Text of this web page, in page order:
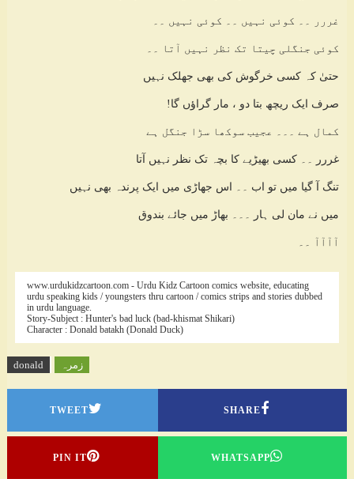
غررر ۔۔ کوئی نہیں ۔۔ کوئی نہیں ۔۔
کوئی جنگلی چیتا تک نظر نہیں آتا ۔۔
حتیٰ کہ کسی خرگوش کی بھی جھلک نہیں
صرف ایک ریچھ بتا دو ، مار گراؤں گا!
کمال ہے ۔۔۔ عجیب سوکھا سڑا جنگل ہے
غررر ۔۔ کسی بھیڑیے کا بچہ تک نظر نہیں آتا
تنگ آ گیا میں تو اب ۔۔ اس جھاڑی میں ایک پرندہ بھی نہیں
میں نے مان لی ہار ۔۔۔ بھاڑ میں جائے بندوق
آآآآ ۔۔
www.urdukidzcartoon.com - Urdu Kidz Cartoon comics website, educating
urdu speaking kids / youngsters thru cartoon / comics strips and stories dubbed
in urdu language.
Story-Subject : Hunter's bad luck (bad-khismat Shikari)
Character : Donald batakh (Donald Duck)
زمرہ donald
TWEET SHARE
PIN IT WHATSAPP